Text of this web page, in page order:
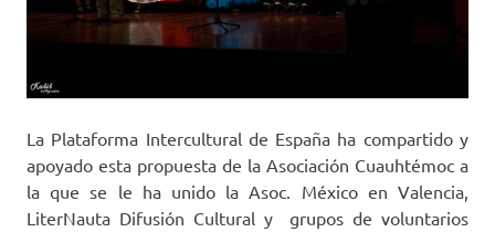
La Plataforma Intercultural de España ha compartido y
apoyado esta propuesta de la Asociación Cuauhtémoc a
la que se le ha unido la Asoc. México en Valencia,
LiterNauta Difusión Cultural y grupos de voluntarios